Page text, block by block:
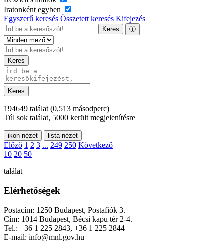
Iratonként egyben
Egyszerű keresés Összetett keresés Kifejezés
Keres ⓘ
Keres
Keres
194649 találat (0,513 másodperc)
Túl sok találat, 5000 került megjelenítésre
ikon nézet lista nézet
Előző 1 2 3 ... 249 250 Következő
10 20 50
találat
Elérhetőségek
Postacím: 1250 Budapest, Postafiók 3.
Cím: 1014 Budapest, Bécsi kapu tér 2-4.
Tel.: +36 1 225 2843, +36 1 225 2844
E-mail: info@mnl.gov.hu